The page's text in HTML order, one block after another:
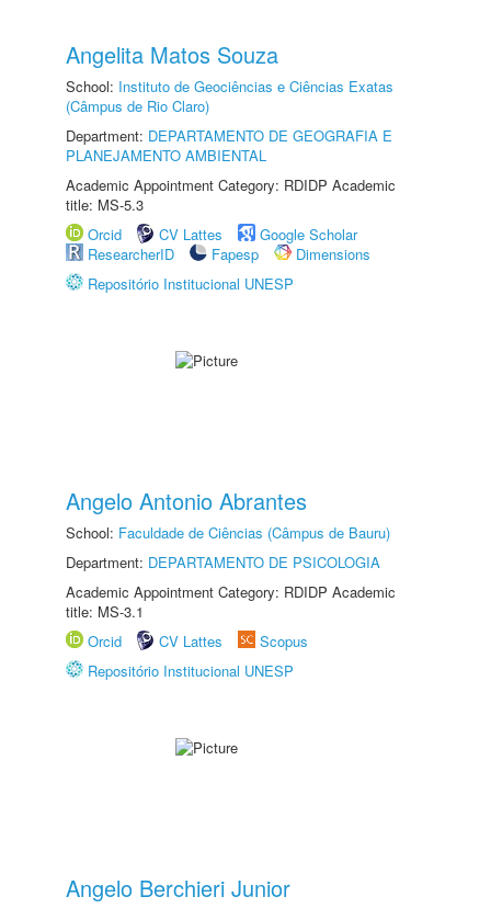
Angelita Matos Souza
School: Instituto de Geociências e Ciências Exatas
(Câmpus de Rio Claro)
Department: DEPARTAMENTO DE GEOGRAFIA E
PLANEJAMENTO AMBIENTAL
Academic Appointment Category: RDIDP Academic
title: MS-5.3
Orcid
CV Lattes
Google Scholar
ResearcherID
Fapesp
Dimensions
Repositório Institucional UNESP
Angelo Antonio Abrantes
School: Faculdade de Ciências (Câmpus de Bauru)
Department: DEPARTAMENTO DE PSICOLOGIA
Academic Appointment Category: RDIDP Academic
title: MS-3.1
Orcid
CV Lattes
Scopus
Repositório Institucional UNESP
Angelo Berchieri Junior